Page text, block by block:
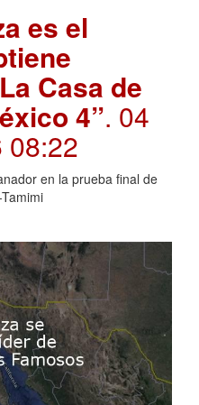
es el
Casa de
4”. 04
08:22
en la prueba final de